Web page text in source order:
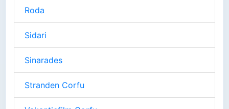
Roda
Sidari
Sinarades
Stranden Corfu